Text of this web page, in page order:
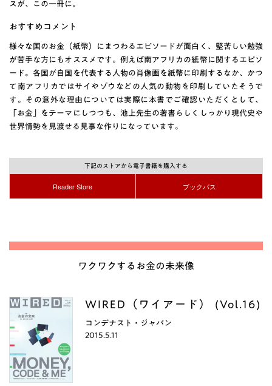
スが、この一冊に。
おすすめコメント
様々な国のお金（紙幣）にまつわるエピソードが面白く、堅苦しい勉強
が苦手な方にもオススメです。例えば南アフリカの紙幣に関するエピソ
ード。各国が自国を代表する人物の肖像画を紙幣に印刷するなか、かつ
て南アフリカではサイやゾウなどの人気の動物を印刷していたそうで
す。その意外な理由については実際に本書でご確認いただくとして、
「お金」をテーマにしつつも、池上先生の著書らしくしっかり現代史や
世界情勢を見渡せる見事な作りになっています。
下記のストアから電子書籍を購入する
Reader Store ブックパス
ワクワクするお金の未来像
WIRED（ワイアード） (Vol.16)
コンデナスト・ジャパン
2015.5.11